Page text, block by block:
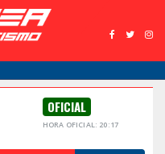
OFICIAL
HORA OFICIAL: 20:17